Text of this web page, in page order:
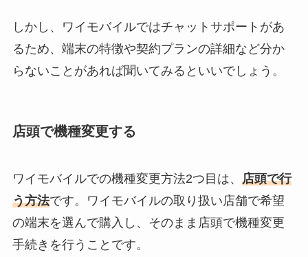
しかし、ワイモバイルではチャットサポートがあ
るため、端末の特徴や契約プランの詳細など分か
らないことがあれば聞いてみるといいでしょう。
店頭で機種変更する
ワイモバイルでの機種変更方法2つ目は、 店頭で行
う方法です。ワイモバイルの取り扱い店舗で希望
の端末を選んで購入し、そのまま店頭で機種変更
手続きを行うことです。